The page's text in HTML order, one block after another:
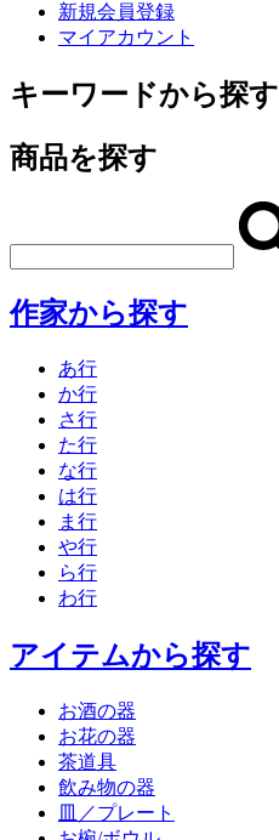
新規会員登録
マイアカウント
キーワードから探す
商品を探す
作家から探す
あ行
か行
さ行
た行
な行
は行
ま行
や行
ら行
わ行
アイテムから探す
お酒の器
お花の器
茶道具
飲み物の器
皿／プレート